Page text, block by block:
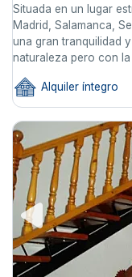
Situada en un lugar
Madrid, Salamanca,
una gran tranquilidad
naturaleza pero con
Alquiler íntegro